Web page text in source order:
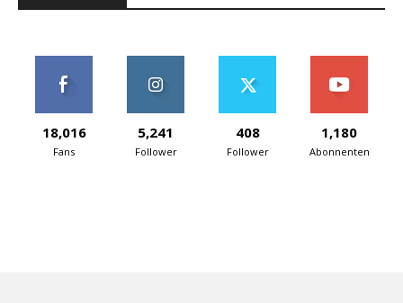
18,016
Fans
5,241
Follower
408
Follower
1,180
Abonnenten